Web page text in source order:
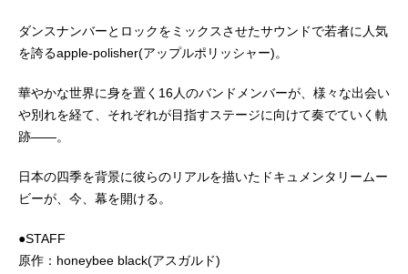
ダンスナンバーとロックをミックスさせたサウンドで若者に人気
を誇るapple-polisher(アップルポリッシャー)。
華やかな世界に身を置く16人のバンドメンバーが、様々な出会い
や別れを経て、それぞれが目指すステージに向けて奏でていく軌
跡――。
日本の四季を背景に彼らのリアルを描いたドキュメンタリームー
ビーが、今、幕を開ける。
●STAFF
原作：honeybee black(アスガルド)